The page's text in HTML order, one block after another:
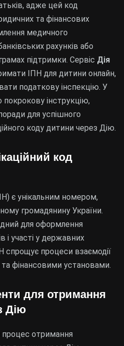
адже цей код
та фінансових
медичного
рахунків або
підтримки. Сервіс Дія
ІПН для дитини онлайн,
податкову інспекцію. У
покрокову інструкцію,
для успішного
коду дитини через Дію.
код
є унікальним номером,
громадянину України.
для оформлення
і участі у державних
спрощує процеси взаємодії
фінансовими установами.
для отримання
Дію
отримання